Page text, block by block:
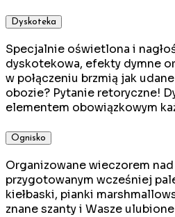
Dyskoteka
Specjalnie oświetlona i
dyskotekowa, efekty dymne
w połączeniu brzmią jak
obozie? Pytanie retoryczne!
elementem obowiązkowym
Ognisko
Organizowane wieczorem
przygotowanym wcześniej
kiełbaski, pianki
znane szanty i Wasze